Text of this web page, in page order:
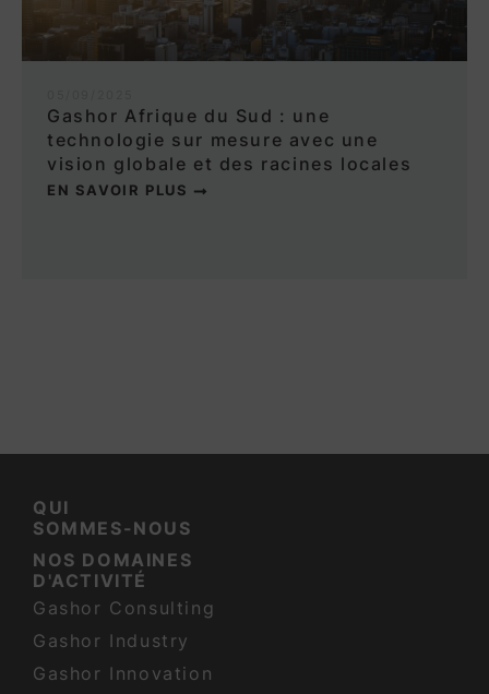
Gashor Afrique du Sud : une
technologie sur mesure avec une
vision globale et des racines locales
EN SAVOIR PLUS
QUI
SOMMES-NOUS
NOS DOMAINES
D'ACTIVITÉ
Gashor Consulting
Gashor Industry
Gashor Innovation